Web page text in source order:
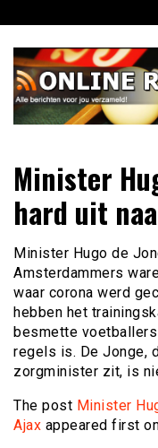
naar
inhoud
Online
verzameld
Minister
hard uit
Minister Hugo de
Amsterdammers
waar corona werd
hebben het
besmette
regels is. De Jonge,
zorgminister zit, is
The post Minister
Ajax appeared first